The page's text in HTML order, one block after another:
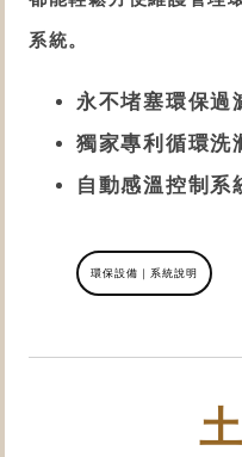
系統。
永不堵塞環保過
獨家專利循環洗
自動感溫控制系
環保設備｜系統說明